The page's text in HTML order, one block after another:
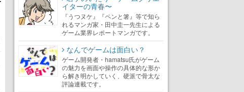
イターの青春〜
『うつヌケ』『ペンと箸』等で知ら
れるマンガ家・田中圭一先生による
ゲーム業界レポートマンガです。
なんでゲームは面白い？
ゲーム開発者・hamatsu氏がゲーム
の魅力を画面や操作の具体的な形か
ら解き明かしていく、硬派で骨太な
評論連載です。